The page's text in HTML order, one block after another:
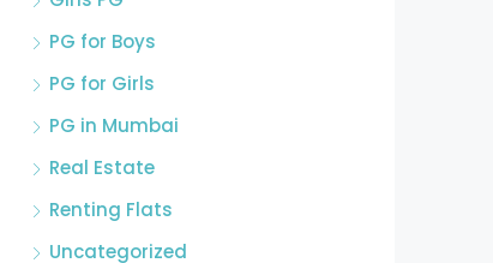
PG for Boys
PG for Girls
PG in Mumbai
Real Estate
Renting Flats
Uncategorized